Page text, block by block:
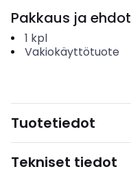
Pakkaus ja ehdot
1 kpl
Vakiokäyttötuote
Tuotetiedot
Tekniset tiedot